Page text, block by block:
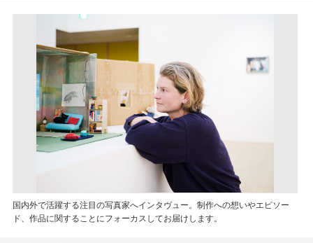
国内外で活躍する注目の写真家へインタヴュー。制作への想いやエピソー
ド、作品に関することにフォーカスしてお届けします。